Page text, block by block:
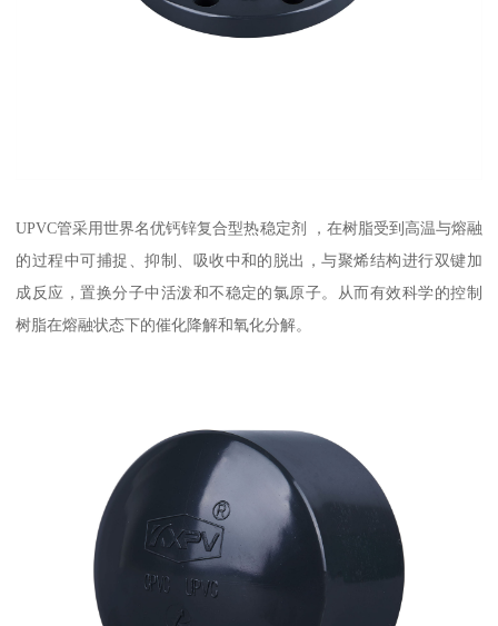
UPVC管采用世界名优钙锌复合型热稳定剂 ，在树脂受到高温与熔融
的过程中可捕捉、抑制、吸收中和的脱出，与聚烯结构进行双键加
成反应，置换分子中活泼和不稳定的氯原子。从而有效科学的控制
树脂在熔融状态下的催化降解和氧化分解。